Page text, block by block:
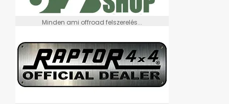
Minden ami offroad felszerelés...